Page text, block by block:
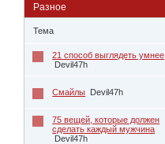
Разное
Тема
21 способ выглядеть умнее
Devil47h
Cмайлы Devil47h
75 вещей, которые должен
сделать каждый мужчина
Devil47h